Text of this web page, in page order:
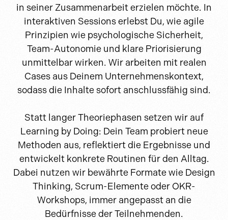
in seiner Zusammenarbeit erzielen möchte. In
interaktiven Sessions erlebst Du, wie agile
Prinzipien wie psychologische Sicherheit,
Team-Autonomie und klare Priorisierung
unmittelbar wirken. Wir arbeiten mit realen
Cases aus Deinem Unternehmenskontext,
sodass die Inhalte sofort anschlussfähig sind.
Statt langer Theoriephasen setzen wir auf
Learning by Doing: Dein Team probiert neue
Methoden aus, reflektiert die Ergebnisse und
entwickelt konkrete Routinen für den Alltag.
Dabei nutzen wir bewährte Formate wie Design
Thinking, Scrum-Elemente oder OKR-
Workshops, immer angepasst an die
Bedürfnisse der Teilnehmenden.